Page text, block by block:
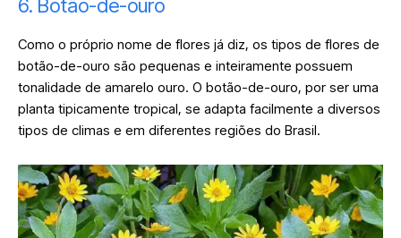
6. Botão-de-ouro
Como o próprio nome de flores já diz, os tipos de flores de
botão-de-ouro são pequenas e inteiramente possuem
tonalidade de amarelo ouro. O botão-de-ouro, por ser uma
planta tipicamente tropical, se adapta facilmente a diversos
tipos de climas e em diferentes regiões do Brasil.